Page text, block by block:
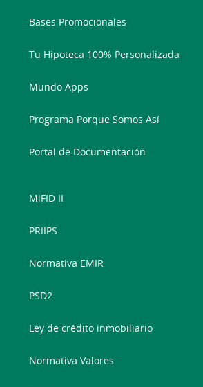
Bases Promocionales
Tu Hipoteca 100% Personalizada
Mundo Apps
Programa Porque Somos Así
Portal de Documentación
MiFID II
PRIIPS
Normativa EMIR
PSD2
Ley de crédito inmobiliario
Normativa Valores